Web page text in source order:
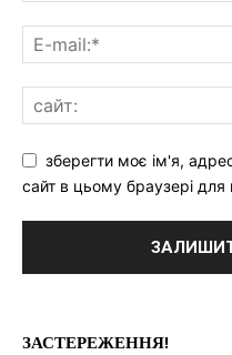
зберегти моє ім'я,
сайт в цьому браузері
ЗАСТЕРЕЖЕННЯ!